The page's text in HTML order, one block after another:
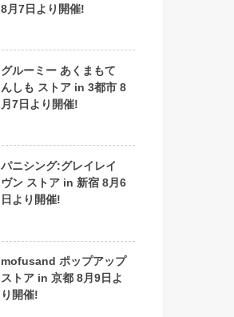
8月7日より開催!
グルーミー あくまもて
んしも ストア in 3都市 8
月7日より開催!
パニシング:グレイレイ
ヴン ストア in 新宿 8月6
日より開催!
mofusand ポップアップ
ストア in 京都 8月9日よ
り開催!